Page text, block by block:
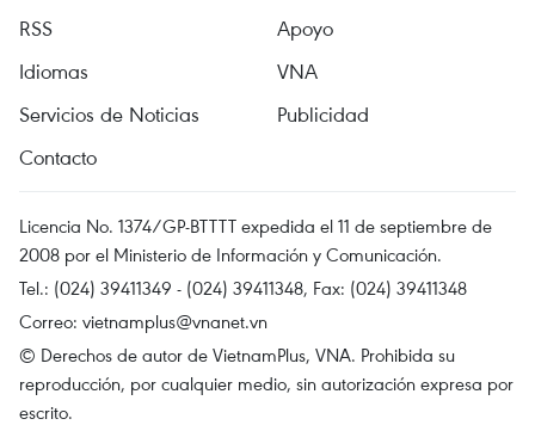
RSS
Apoyo
Idiomas
VNA
Servicios de Noticias
Publicidad
Contacto
Licencia No. 1374/GP-BTTTT expedida el 11 de septiembre de
2008 por el Ministerio de Información y Comunicación.
Tel.: (024) 39411349 - (024) 39411348, Fax: (024) 39411348
Correo: vietnamplus@vnanet.vn
© Derechos de autor de VietnamPlus, VNA. Prohibida su
reproducción, por cualquier medio, sin autorización expresa por
escrito.